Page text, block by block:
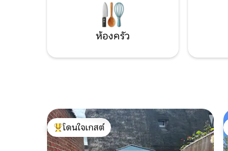
ห้องครัว
โดนใจเกสต์ที่สุด
โดนใจเกสต์